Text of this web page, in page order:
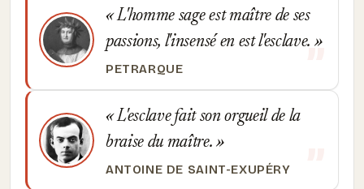
L'homme sage est maître de ses
passions, l'insensé en est l'esclave.
PETRARQUE
L'esclave fait son orgueil de la
braise du maître.
ANTOINE DE SAINT-EXUPÉRY